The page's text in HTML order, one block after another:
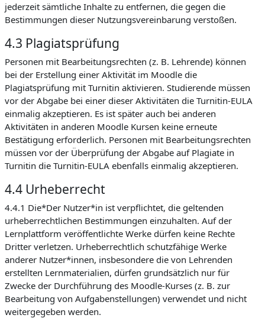
jederzeit sämtliche Inhalte zu entfernen, die gegen die
Bestimmungen dieser Nutzungsvereinbarung verstoßen.
4.3 Plagiatsprüfung
Personen mit Bearbeitungsrechten (z. B. Lehrende) können
bei der Erstellung einer Aktivität im Moodle die
Plagiatsprüfung mit Turnitin aktivieren. Studierende müssen
vor der Abgabe bei einer dieser Aktivitäten die Turnitin-EULA
einmalig akzeptieren. Es ist später auch bei anderen
Aktivitäten in anderen Moodle Kursen keine erneute
Bestätigung erforderlich. Personen mit Bearbeitungsrechten
müssen vor der Überprüfung der Abgabe auf Plagiate in
Turnitin die Turnitin-EULA ebenfalls einmalig akzeptieren.
4.4 Urheberrecht
4.4.1 Die*Der Nutzer*in ist verpflichtet, die geltenden
urheberrechtlichen Bestimmungen einzuhalten. Auf der
Lernplattform veröffentlichte Werke dürfen keine Rechte
Dritter verletzen. Urheberrechtlich schutzfähige Werke
anderer Nutzer*innen, insbesondere die von Lehrenden
erstellten Lernmaterialien, dürfen grundsätzlich nur für
Zwecke der Durchführung des Moodle-Kurses (z. B. zur
Bearbeitung von Aufgabenstellungen) verwendet und nicht
weitergegeben werden.